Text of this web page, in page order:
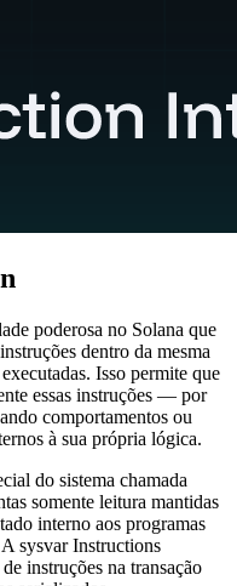
poderosa no Solana que
dentro da mesma
Isso permite que
essas instruções — por
comportamentos ou
à sua própria lógica.
do sistema chamada
somente leitura mantidas
interno aos programas
sysvar Instructions
instruções na transação